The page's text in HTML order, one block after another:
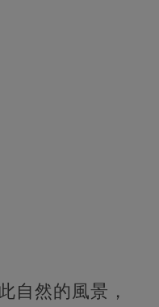
自然的風景，